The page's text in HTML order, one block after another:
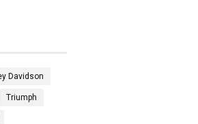
Davidson
Triumph